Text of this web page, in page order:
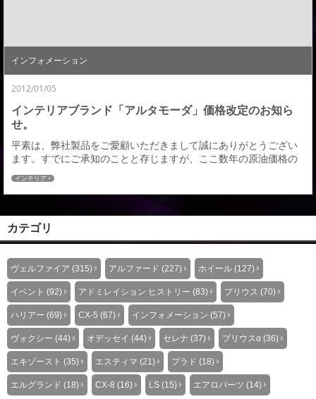
インフォメーション
2012/01/05
インテリアブランド「アルタモーダ」価格改定のお知ら
せ。
平素は、弊社製品をご愛顧いただきまして誠にありがとうござい
ます。すでにご承知のことと存じますが、ここ数年の原油価格の
高騰を受け、弊社製品に使用する各種原材料に関しても度重なる
値上げがございました。その都度、弊社におきましても諸経費の
削減をはじめとする企業努力により価格の維持に努力してまいり
ましたが、弊社単独での努力では抗し難い状況となってきており
ます。つきましては、誠に不本意ではございますが、製品...
インテリア
カテゴリ
ヴェルファイア (315) アルファード (227) ホイール (127)
イベント (92) アドミレイション ヒストリー (83) プリウス (70)
ハリアー (69) CX-5 (67) インフォメーション (57)
ヴォクシー (44) オデッセイ (44) セレナ (37) プリウスα (36)
エキゾースト (35) エスティマ (21) プラド (18)
エルグランド (18) CX-8 (16) LS (15) エアロパーツ (14)